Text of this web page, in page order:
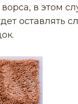
в этом
оставлять